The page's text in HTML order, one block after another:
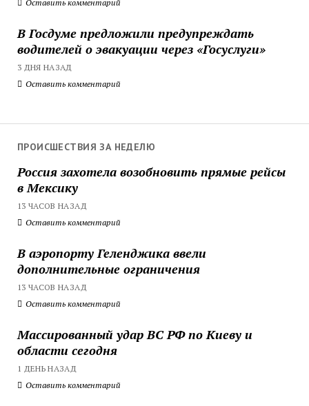
Оставить комментарий
В Госдуме предложили предупреждать
водителей о эвакуации через «Госуслуги»
3 ДНЯ НАЗАД
Оставить комментарий
ПРОИСШЕСТВИЯ ЗА НЕДЕЛЮ
Россия захотела возобновить прямые рейсы
в Мексику
13 ЧАСОВ НАЗАД
Оставить комментарий
В аэропорту Геленджика ввели
дополнительные ограничения
13 ЧАСОВ НАЗАД
Оставить комментарий
Массированный удар ВС РФ по Киеву и
области сегодня
1 ДЕНЬ НАЗАД
Оставить комментарий